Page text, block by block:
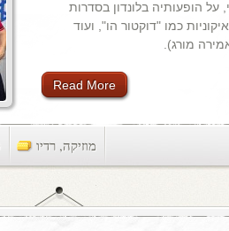
על הופעותיה בלונדון בסדרות
איקוניות כמו "דוקטור הו", ועוד
מורג).
Read More
מוזיקה, רדיו